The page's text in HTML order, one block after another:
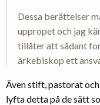
Dessa berättelser
uppropet och jag
tillåter att sådant
ärkebiskop ett
Även stift, pastorat
lyfta detta på de sätt